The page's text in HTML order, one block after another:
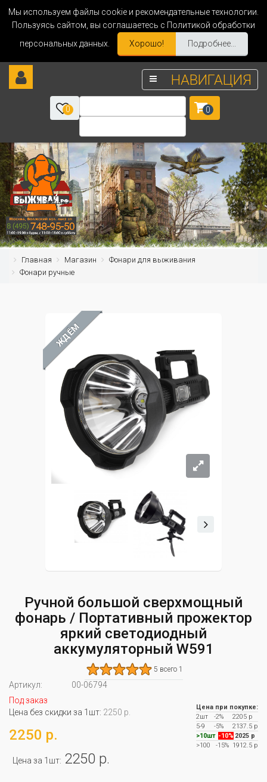
Мы используем файлы cookie и рекомендательные технологии.
Пользуясь сайтом, вы соглашаетесь с Политикой обработки
персональных данных.
Хорошо! Подробнее...
НАВИГАЦИЯ
0 0
Главная Магазин
Фонари для выживания
Фонари ручные
ЖДЁМ
Ручной большой сверхмощный
фонарь / Портативный прожектор
яркий светодиодный
аккумуляторный W591
5 всего 1
Артикул:
00-06794
Под заказ
Цена без скидки за 1шт: 2250 р.
2250 р.
Цена за 1шт: 2250 р.
Цена при покупке:
2шт
-2%
2205 р
5-9
-5%
2137.5 р
>10шт -10% 2025 р
>100
-15% 1912.5 р